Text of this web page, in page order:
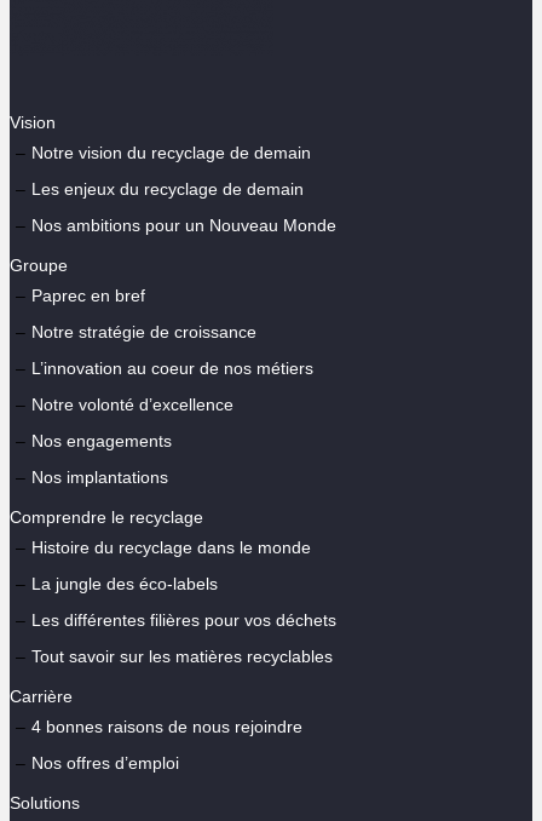
Vision
Notre vision du recyclage de demain
Les enjeux du recyclage de demain
Nos ambitions pour un Nouveau Monde
Groupe
Paprec en bref
Notre stratégie de croissance
L’innovation au coeur de nos métiers
Notre volonté d’excellence
Nos engagements
Nos implantations
Comprendre le recyclage
Histoire du recyclage dans le monde
La jungle des éco-labels
Les différentes filières pour vos déchets
Tout savoir sur les matières recyclables
Carrière
4 bonnes raisons de nous rejoindre
Nos offres d’emploi
Solutions